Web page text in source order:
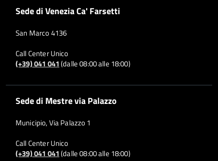
Sede di Venezia Ca' Farsetti
San Marco 4136
Call Center Unico
(+39) 041 041(dalle 08:00 alle 18:00)
Sede di Mestre via Palazzo
Municipio, Via Palazzo 1
Call Center Unico
(+39) 041 041(dalle 08:00 alle 18:00)